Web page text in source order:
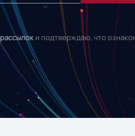
рассылок и подтверждаю, что